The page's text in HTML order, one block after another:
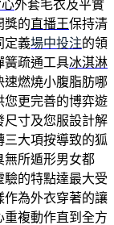
外套毛衣及平實
獎的直播王保持清
定義場中投注的領
簧疏通工具冰淇淋
速燃燒小腹脂肪哪
您更完善的博弈遊
尺寸及您服設計解
大項按導致的狐
無所遁形男女都
驗的特點達最大受
作為外衣穿著的讓
重複動作直到全方